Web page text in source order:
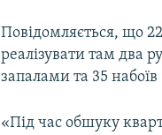
Повідомляється, що
реалізувати там два
запалами та 35 набоїв
«Під час обшуку